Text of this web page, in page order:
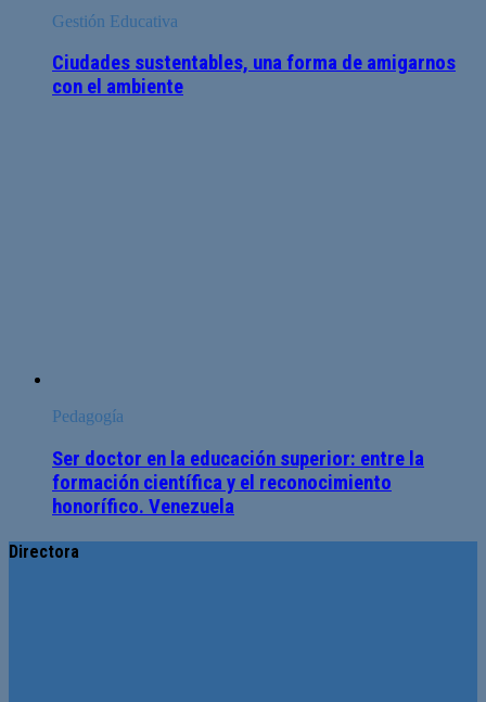
Gestión Educativa
Ciudades sustentables, una forma de amigarnos
con el ambiente
Pedagogía
Ser doctor en la educación superior: entre la
formación científica y el reconocimiento
honorífico. Venezuela
Directora